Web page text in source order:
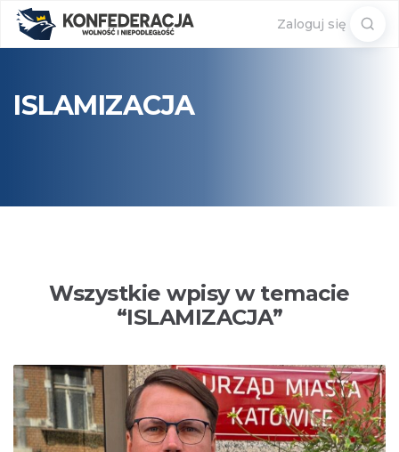
Zaloguj się
ISLAMIZACJA
Wszystkie wpisy w temacie
“ISLAMIZACJA”